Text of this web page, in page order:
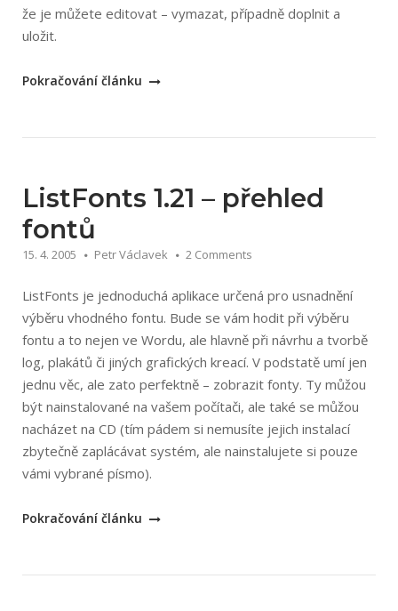
že je můžete editovat – vymazat, případně doplnit a
uložit.
„MP3Info
Pokračování článku
ListFonts 1.21 – přehled
fontů
15. 4. 2005 Petr Václavek 2 Comments
ListFonts je jednoduchá aplikace určená pro usnadnění
výběru vhodného fontu. Bude se vám hodit při výběru
fontu a to nejen ve Wordu, ale hlavně při návrhu a tvorbě
log, plakátů či jiných grafických kreací. V podstatě umí jen
jednu věc, ale zato perfektně – zobrazit fonty. Ty můžou
být nainstalované na vašem počítači, ale také se můžou
nacházet na CD (tím pádem si nemusíte jejich instalací
zbytečně zaplácávat systém, ale nainstalujete si pouze
vámi vybrané písmo).
„ListFonts
Pokračování článku